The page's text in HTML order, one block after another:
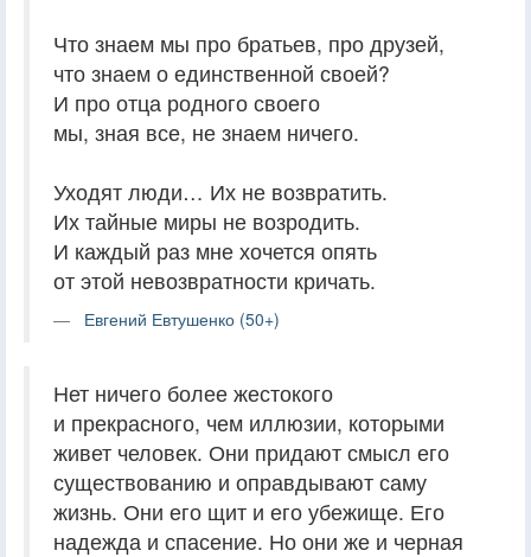
Что знаем мы про братьев, про друзей,
что знаем о единственной своей?
И про отца родного своего
мы, зная все, не знаем ничего.
Уходят люди… Их не возвратить.
Их тайные миры не возродить.
И каждый раз мне хочется опять
от этой невозвратности кричать.
Евгений Евтушенко (50+)
Нет ничего более жестокого
и прекрасного, чем иллюзии, которыми
живет человек. Они придают смысл его
существованию и оправдывают саму
жизнь. Они его щит и его убежище. Его
надежда и спасение. Но они же и черная